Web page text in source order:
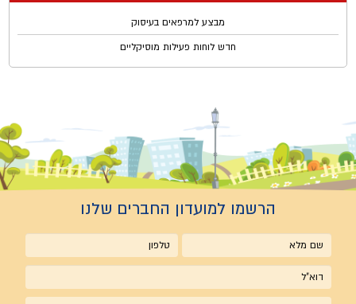
מבצע למרפאים בעיסוק
חדש לוחות פעילות מוסיקליים
הרשמו למועדון החברים שלנו
שם
מלא
טלפון
אימייל